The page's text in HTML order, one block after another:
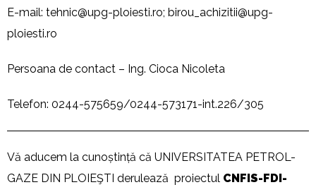
E-mail: tehnic@upg-ploiesti.ro; birou_achizitii@upg-
ploiesti.ro
Persoana de contact – Ing. Cioca Nicoleta
Telefon: 0244-575659/0244-573171-int.226/305
Vă aducem la cunoștință că UNIVERSITATEA PETROL-
GAZE DIN PLOIEŞTI derulează proiectul CNFIS-FDI-